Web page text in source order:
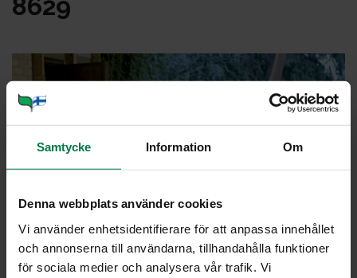
Samtycke Information Om
Denna webbplats använder cookies
Vi använder enhetsidentifierare för att anpassa innehållet
och annonserna till användarna, tillhandahålla funktioner
för sociala medier och analysera vår trafik. Vi
8629